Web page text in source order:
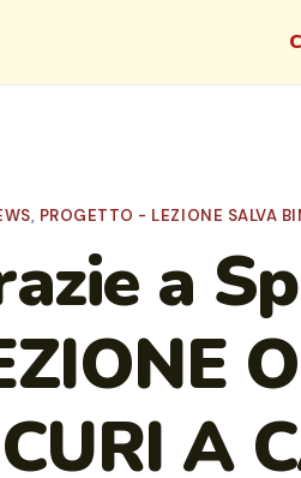
, PROGETTO - LEZIONE SALVA
a
A